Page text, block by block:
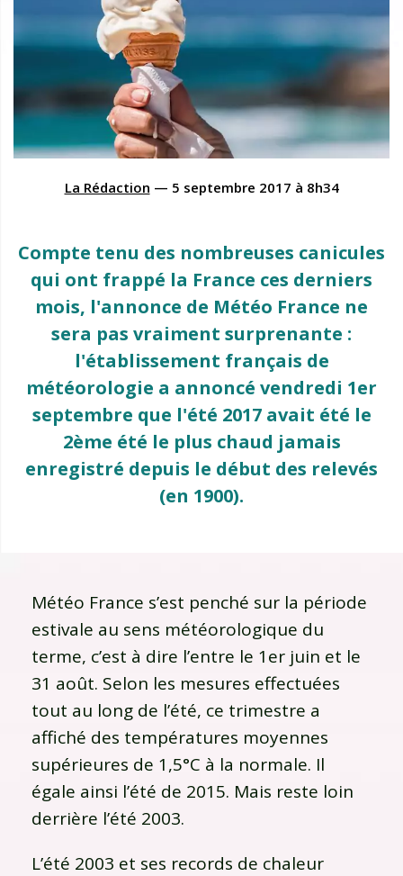
La Rédaction — 5 septembre 2017 à 8h34
Compte tenu des nombreuses canicules
qui ont frappé la France ces derniers
mois, l'annonce de Météo France ne
sera pas vraiment surprenante :
l'établissement français de
météorologie a annoncé vendredi 1er
septembre que l'été 2017 avait été le
2ème été le plus chaud jamais
enregistré depuis le début des relevés
(en 1900).
Météo France s’est penché sur la période
estivale au sens météorologique du
terme, c’est à dire l’entre le 1er juin et le
31 août. Selon les mesures effectuées
tout au long de l’été, ce trimestre a
affiché des températures moyennes
supérieures de 1,5°C à la normale. Il
égale ainsi l’été de 2015. Mais reste loin
derrière l’été 2003.
L’été 2003 et ses records de chaleur